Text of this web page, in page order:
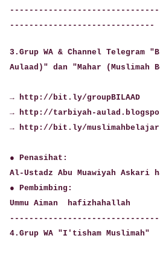
------------------------------
3.Grup WA & Channel Telegram
Aulaad)" dan "Mahar (Muslimah
→ http://bit.ly/groupBILAAD
→ http://tarbiyah-
→ http://bit.ly/muslimahbelajar
● Penasihat:
Al-Ustadz Abu Muawiyah Askari
● Pembimbing:
Ummu Aiman hafizhahallah
4.Grup WA "I'tisham Muslimah"